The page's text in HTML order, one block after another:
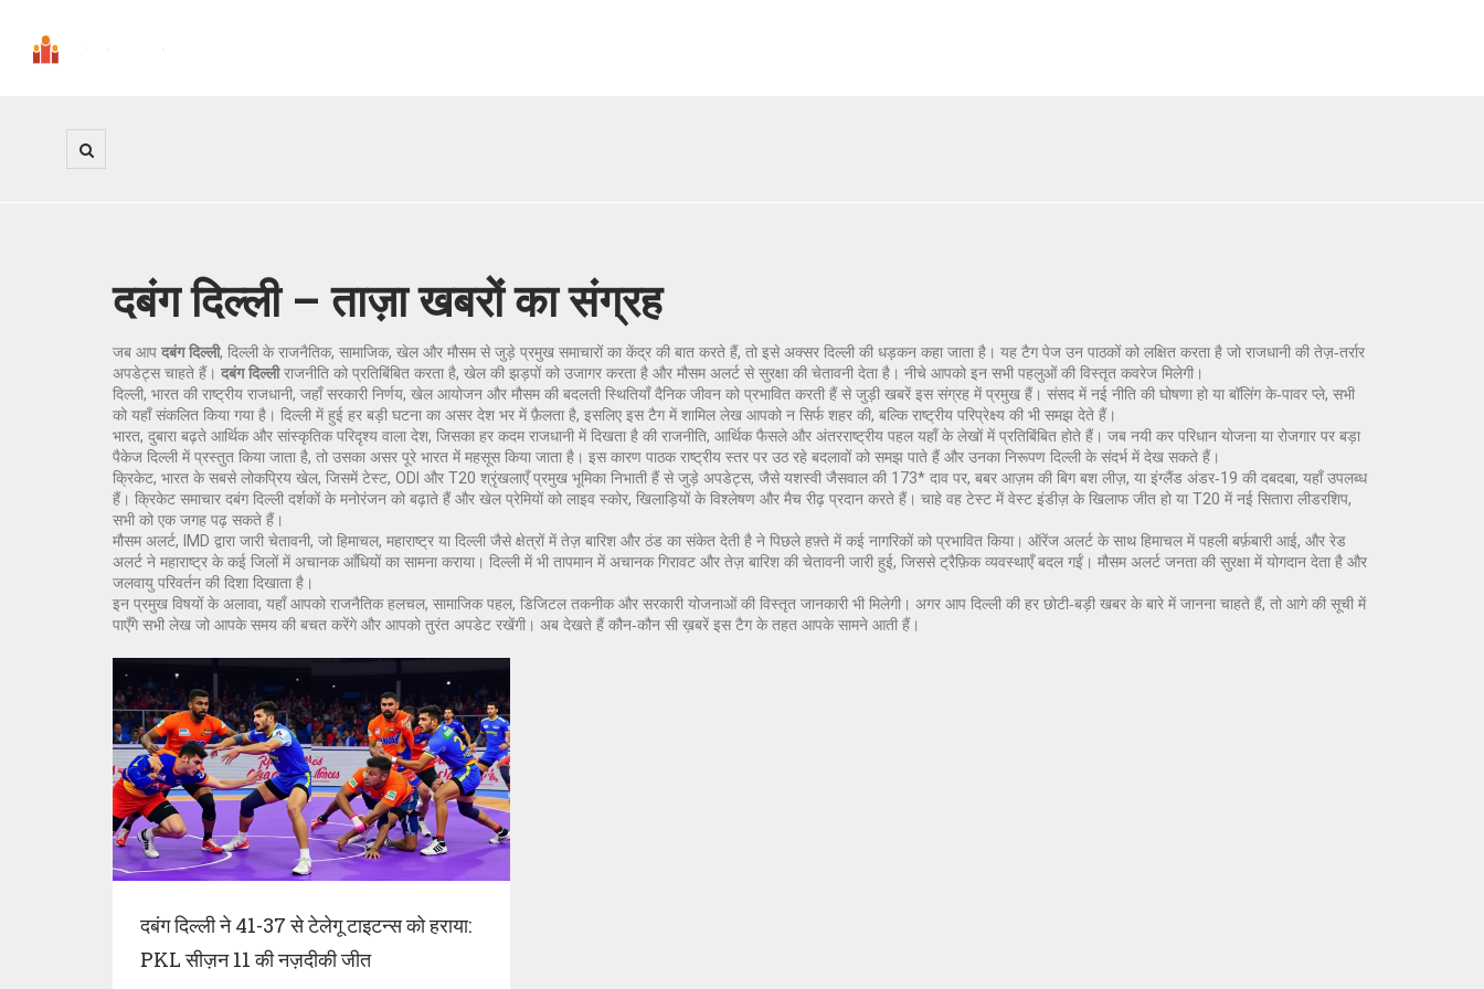
दबंग दिल्ली – ताज़ा खबरों का संग्रह
जब आप दबंग दिल्ली, दिल्ली के राजनैतिक, सामाजिक, खेल और मौसम से जुड़े प्रमुख समाचारों का केंद्र की बात करते हैं, तो इसे अक्सर दिल्ली की धड़कन कहा जाता है। यह टैग पेज उन पाठकों को लक्षित करता है जो राजधानी की तेज़‑तर्रार
अपडेट्स चाहते हैं। दबंग दिल्लीराजनीति को प्रतिबिंबित करता है, खेल की झड़पों को उजागर करता है और मौसम अलर्ट से सुरक्षा की चेतावनी देता है। नीचे आपको इन सभी पहलुओं की विस्तृत कवरेज मिलेगी।
दिल्ली, भारत की राष्ट्रीय राजधानी, जहाँ सरकारी निर्णय, खेल आयोजन और मौसम की बदलती स्थितियाँ दैनिक जीवन को प्रभावित करती हैंसे जुड़ी खबरें इस संग्रह में प्रमुख हैं। संसद में नई नीति की घोषणा हो या बॉलिंग के‑पावर प्ले, सभी
को यहाँ संकलित किया गया है। दिल्ली में हुई हर बड़ी घटना का असर देश भर में फ़ैलता है, इसलिए इस टैग में शामिल लेख आपको न सिर्फ शहर की, बल्कि राष्ट्रीय परिप्रेक्ष्य की भी समझ देते हैं।
भारत, दुबारा बढ़ते आर्थिक और सांस्कृतिक परिदृश्य वाला देश, जिसका हर कदम राजधानी में दिखता है की राजनीति, आर्थिक फैसले और अंतरराष्ट्रीय पहल यहाँ के लेखों में प्रतिबिंबित होते हैं। जब नयी कर परिधान योजना या रोजगार पर बड़ा
पैकेज दिल्ली में प्रस्तुत किया जाता है, तो उसका असर पूरे भारत में महसूस किया जाता है। इस कारण पाठक राष्ट्रीय स्तर पर उठ रहे बदलावों को समझ पाते हैं और उनका निरूपण दिल्ली के संदर्भ में देख सकते हैं।
क्रिकेट, भारत के सबसे लोकप्रिय खेल, जिसमें टेस्ट, ODI और T20 श्रृंखलाएँ प्रमुख भूमिका निभाती हैंसे जुड़े अपडेट्स, जैसे यशस्वी जैसवाल की 173* दाव पर, बबर आज़म की बिग बश लीज़, या इंग्लैंड अंडर‑19 की दबदबा, यहाँ उपलब्ध
हैं। क्रिकेट समाचार दबंग दिल्ली दर्शकों के मनोरंजन को बढ़ाते हैं और खेल प्रेमियों को लाइव स्कोर, खिलाड़ियों के विश्लेषण और मैच रीढ़ प्रदान करते हैं। चाहे वह टेस्ट में वेस्ट इंडीज़ के खिलाफ जीत हो या T20 में नई सितारा लीडरशिप,
सभी को एक जगह पढ़ सकते हैं।
मौसम अलर्ट, IMD द्वारा जारी चेतावनी, जो हिमाचल, महाराष्ट्र या दिल्ली जैसे क्षेत्रों में तेज़ बारिश और ठंड का संकेत देती है ने पिछले हफ़्ते में कई नागरिकों को प्रभावित किया। ऑरेंज अलर्ट के साथ हिमाचल में पहली बर्फ़बारी आई, और रेड
अलर्ट ने महाराष्ट्र के कई जिलों में अचानक आँधियों का सामना कराया। दिल्ली में भी तापमान में अचानक गिरावट और तेज़ बारिश की चेतावनी जारी हुई, जिससे ट्रैफ़िक व्यवस्थाएँ बदल गईं। मौसम अलर्ट जनता की सुरक्षा में योगदान देता है और
जलवायु परिवर्तन की दिशा दिखाता है।
इन प्रमुख विषयों के अलावा, यहाँ आपको राजनैतिक हलचल, सामाजिक पहल, डिजिटल तकनीक और सरकारी योजनाओं की विस्तृत जानकारी भी मिलेगी। अगर आप दिल्ली की हर छोटी‑बड़ी खबर के बारे में जानना चाहते हैं, तो आगे की सूची में
पाएँगे सभी लेख जो आपके समय की बचत करेंगे और आपको तुरंत अपडेट रखेंगी। अब देखते हैं कौन‑कौन सी ख़बरें इस टैग के तहत आपके सामने आती हैं।
दबंग दिल्ली ने 41-37 से टेलेगू टाइटन्स को हराया:
PKL सीज़न 11 की नज़दीकी जीत